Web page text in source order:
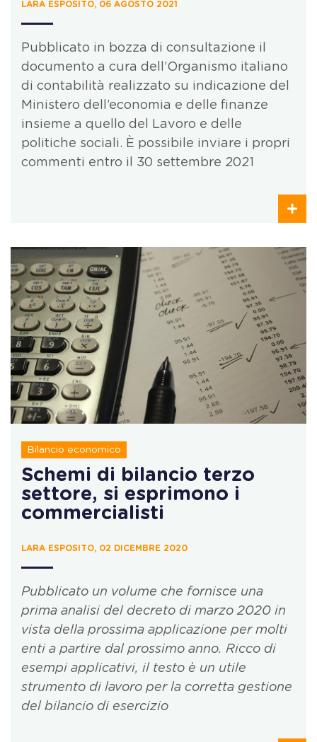
LARA ESPOSITO, 06 AGOSTO 2021
Pubblicato in bozza di consultazione il
documento a cura dell’Organismo italiano
di contabilità realizzato su indicazione del
Ministero dell’economia e delle finanze
insieme a quello del Lavoro e delle
politiche sociali. È possibile inviare i propri
commenti entro il 30 settembre 2021
Bilancio economico
Schemi di bilancio terzo
settore, si esprimono i
commercialisti
LARA ESPOSITO, 02 DICEMBRE 2020
Pubblicato un volume che fornisce una
prima analisi del decreto di marzo 2020 in
vista della prossima applicazione per molti
enti a partire dal prossimo anno. Ricco di
esempi applicativi, il testo è un utile
strumento di lavoro per la corretta gestione
del bilancio di esercizio